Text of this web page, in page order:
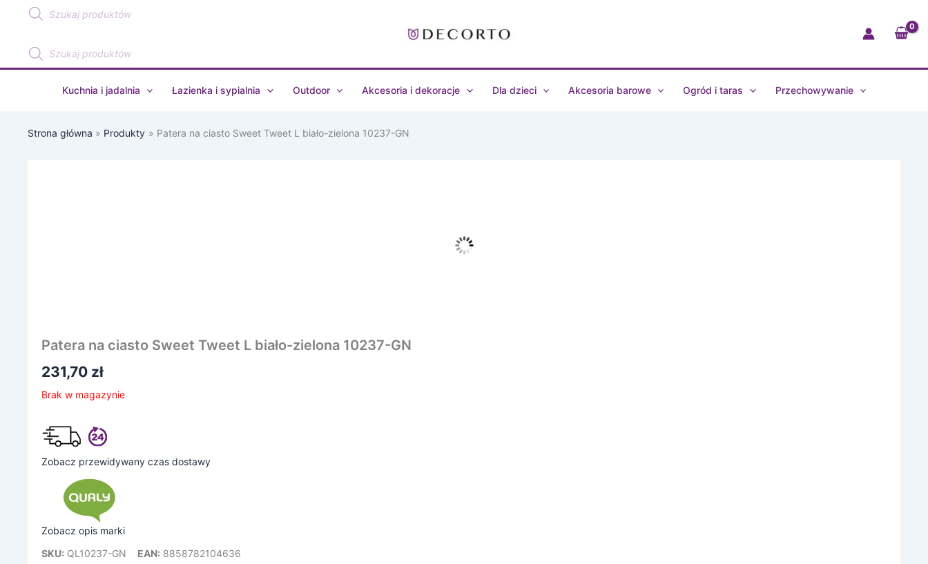
PrzejdźWyszukiwarka
produktów
Wyszukiwarka
produktów
Kuchnia i jadalnia Łazienka i sypialnia Outdoor Akcesoria i dekoracje Dla dzieci Akcesoria barowe Ogród i taras Przechowywanie
Strona główna Produkty Patera na ciasto Sweet Tweet L biało-zielona 10237-GN
Patera na ciasto Sweet Tweet L biało-zielona 10237-GN
231,70 zł
Brak w magazynie
Zobacz przewidywany czas dostawy
Zobacz opis marki
SKU: QL10237-GN EAN: 8858782104636